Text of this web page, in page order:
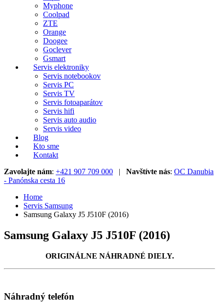
Myphone
Coolpad
ZTE
Orange
Doogee
Goclever
Gsmart
Servis elektroniky
Servis notebookov
Servis PC
Servis TV
Servis fotoaparátov
Servis hifi
Servis auto audio
Servis video
Blog
Kto sme
Kontakt
Zavolajte nám: +421 907 709 000 | Navštívte nás: OC Danubia
- Panónska cesta 16
Home
Servis Samsung
Samsung Galaxy J5 J510F (2016)
Samsung Galaxy J5 J510F (2016)
ORIGINÁLNE NÁHRADNÉ DIELY.
Náhradný telefón